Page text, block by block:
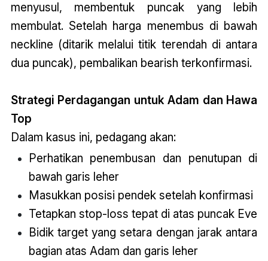
menyusul, membentuk puncak yang lebih
membulat. Setelah harga menembus di bawah
neckline (ditarik melalui titik terendah di antara
dua puncak), pembalikan bearish terkonfirmasi.
Strategi Perdagangan untuk Adam dan Hawa
Top
Dalam kasus ini, pedagang akan:
Perhatikan penembusan dan penutupan di
bawah garis leher
Masukkan posisi pendek setelah konfirmasi
Tetapkan stop-loss tepat di atas puncak Eve
Bidik target yang setara dengan jarak antara
bagian atas Adam dan garis leher